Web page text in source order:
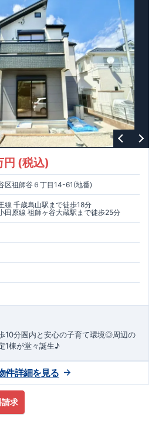
(税込)
区祖師谷６丁目14-61(地番)
線 千歳烏山駅まで徒歩18分
田原線 祖師ヶ谷大蔵駅まで徒歩25分
10分圏内と安心の子育て環境◎周辺の
1棟が堂々誕生♪
請求
件詳細を見る